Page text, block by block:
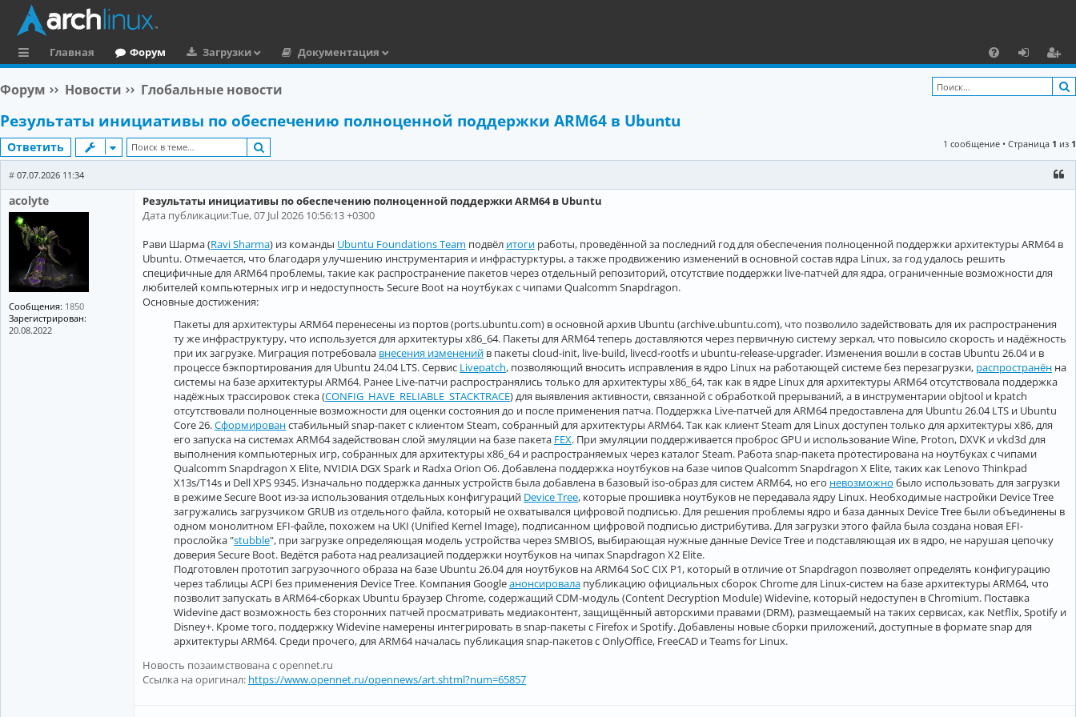
ы
л
к
и
Главная Форум Загрузки
Документация
F
A
х
о
ег
и
р
а
я
Форум Новости Глобальные новости
Результаты инициативы по обеспечению полноценной поддержки ARM64 в Ubuntu
Ответить 1 сообщение • Страница 1 из 1
acolyte
Сообщения: 1850
Зарегистрирован:
20.08.2022
# 07.07.2026 11:34
Результаты инициативы по обеспечению полноценной поддержки ARM64 в Ubuntu
Дата публикации:Tue, 07 Jul 2026 10:56:13 +0300
Рави Шарма (Ravi Sharma) из команды Ubuntu Foundations Team подвёл итоги работы, проведённой за последний год для обеспечения полноценной поддержки архитектуры ARM64 в
Ubuntu. Отмечается, что благодаря улучшению инструментария и инфрастурктуры, а также продвижению изменений в основной состав ядра Linux, за год удалось решить
специфичные для ARM64 проблемы, такие как распространение пакетов через отдельный репозиторий, отсутствие поддержки live-патчей для ядра, ограниченные возможности для
любителей компьютерных игр и недоступность Secure Boot на ноутбуках с чипами Qualcomm Snapdragon.
Основные достижения:
Пакеты для архитектуры ARM64 перенесены из портов (ports.ubuntu.com) в основной архив Ubuntu (archive.ubuntu.com), что позволило задействовать для их распространения
ту же инфраструктуру, что используется для архитектуры x86_64. Пакеты для ARM64 теперь доставляются через первичную систему зеркал, что повысило скорость и надёжность
при их загрузке. Миграция потребовала внесения изменений в пакеты cloud-init, live-build, livecd-rootfs и ubuntu-release-upgrader. Изменения вошли в состав Ubuntu 26.04 и в
процессе бэкпортирования для Ubuntu 24.04 LTS. Cервис Livepatch, позволяющий вносить исправления в ядро Linux на работающей системе без перезагрузки, распространён на
системы на базе архитектуры ARM64. Ранее Live-патчи распространялись только для архитектуры x86_64, так как в ядре Linux для архитектуры ARM64 отсутствовала поддержка
надёжных трассировок стека (CONFIG_HAVE_RELIABLE_STACKTRACE) для выявления активности, связанной с обработкой прерываний, а в инструментарии objtool и kpatch
отсутствовали полноценные возможности для оценки состояния до и после применения патча. Поддержка Live-патчей для ARM64 предоставлена для Ubuntu 26.04 LTS и Ubuntu
Core 26.Сформированстабильный snap-пакет с клиентом Steam, собранный для архитектуры ARM64. Так как клиент Steam для Linux доступен только для архитектуры x86, для
его запуска на системах ARM64 задействован слой эмуляции на базе пакета FEX. При эмуляции поддерживается проброс GPU и использование Wine, Proton, DXVK и vkd3d для
выполнения компьютерных игр, собранных для архитектуры x86_64 и распространяемых через каталог Steam. Работа snap-пакета протестирована на ноутбуках с чипами
Qualcomm Snapdragon X Elite, NVIDIA DGX Spark и Radxa Orion O6. Добавлена поддержка ноутбуков на базе чипов Qualcomm Snapdragon X Elite, таких как Lenovo Thinkpad
X13s/T14s и Dell XPS 9345. Изначально поддержка данных устройств была добавлена в базовый iso-образ для систем ARM64, но его невозможно было использовать для загрузки
в режиме Secure Boot из-за использования отдельных конфигураций Device Tree, которые прошивка ноутбуков не передавала ядру Linux. Необходимые настройки Device Tree
загружались загрузчиком GRUB из отдельного файла, который не охватывался цифровой подписью. Для решения проблемы ядро и база данных Device Tree были объединены в
одном монолитном EFI-файле, похожем на UKI (Unified Kernel Image), подписанном цифровой подписью дистрибутива. Для загрузки этого файла была создана новая EFI-
прослойка "stubble", при загрузке определяющая модель устройства через SMBIOS, выбирающая нужные данные Device Tree и подставляющая их в ядро, не нарушая цепочку
доверия Secure Boot. Ведётся работа над реализацией поддержки ноутбуков на чипах Snapdragon X2 Elite.
Подготовлен прототип загрузочного образа на базе Ubuntu 26.04 для ноутбуков на ARM64 SoC CIX P1, который в отличие от Snapdragon позволяет определять конфигурацию
через таблицы ACPI без применения Device Tree. Компания Googleанонсировала публикацию официальных сборок Chrome для Linux-систем на базе архитектуры ARM64, что
позволит запускать в ARM64-сборках Ubuntu браузер Chrome, содержащий CDM-модуль (Content Decryption Module) Widevine, который недоступен в Chromium. Поставка
Widevine даст возможность без сторонних патчей просматривать медиаконтент, защищённый авторскими правами (DRM), размещаемый на таких сервисах, как Netflix, Spotify и
Disney+. Кроме того, поддержку Widevine намерены интегрировать в snap-пакеты с Firefox и Spotify. Добавлены новые сборки приложений, доступные в формате snap для
архитектуры ARM64. Среди прочего, для ARM64 началась публикация snap-пакетов с OnlyOffice, FreeCAD и Teams for Linux.
Новость позаимствована с opennet.ru
Ссылка на оригинал: https://www.opennet.ru/opennews/art.shtml?num=65857